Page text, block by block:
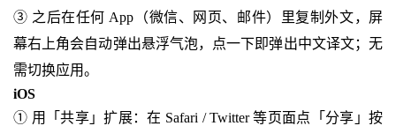
③ 之后在任何 App（微信、网页、邮件）里复制外文，屏
幕右上角会自动弹出悬浮气泡，点一下即弹出中文译文；无
需切换应用。
iOS
① 用「共享」扩展：在 Safari / Twitter 等页面点「分享」按